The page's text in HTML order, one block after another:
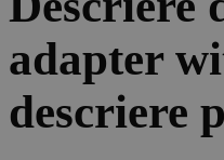
adapter
descriere